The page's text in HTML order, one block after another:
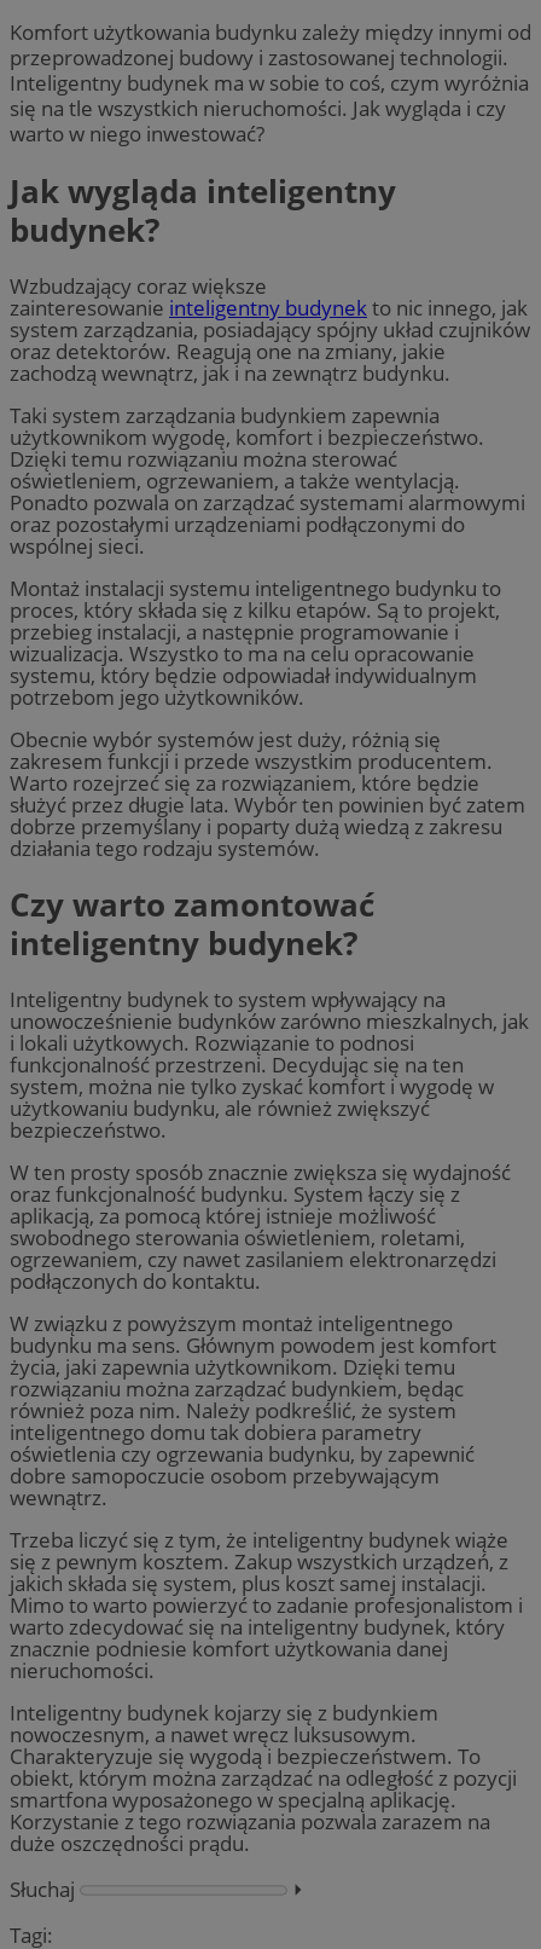
Komfort użytkowania budynku zależy między innymi od
przeprowadzonej budowy i zastosowanej technologii.
Inteligentny budynek ma w sobie to coś, czym wyróżnia
się na tle wszystkich nieruchomości. Jak wygląda i czy
warto w niego inwestować?
Jak wygląda inteligentny
budynek?
Wzbudzający coraz większe
zainteresowanie inteligentny budynekto nic innego, jak
system zarządzania, posiadający spójny układ czujników
oraz detektorów. Reagują one na zmiany, jakie
zachodzą wewnątrz, jak i na zewnątrz budynku.
Taki system zarządzania budynkiem zapewnia
użytkownikom wygodę, komfort i bezpieczeństwo.
Dzięki temu rozwiązaniu można sterować
oświetleniem, ogrzewaniem, a także wentylacją.
Ponadto pozwala on zarządzać systemami alarmowymi
oraz pozostałymi urządzeniami podłączonymi do
wspólnej sieci.
Montaż instalacji systemu inteligentnego budynku to
proces, który składa się z kilku etapów. Są to projekt,
przebieg instalacji, a następnie programowanie i
wizualizacja. Wszystko to ma na celu opracowanie
systemu, który będzie odpowiadał indywidualnym
potrzebom jego użytkowników.
Obecnie wybór systemów jest duży, różnią się
zakresem funkcji i przede wszystkim producentem.
Warto rozejrzeć się za rozwiązaniem, które będzie
służyć przez długie lata. Wybór ten powinien być zatem
dobrze przemyślany i poparty dużą wiedzą z zakresu
działania tego rodzaju systemów.
Czy warto zamontować
inteligentny budynek?
Inteligentny budynekto system wpływający na
unowocześnienie budynków zarówno mieszkalnych, jak
i lokali użytkowych. Rozwiązanie to podnosi
funkcjonalność przestrzeni. Decydując się na ten
system, można nie tylko zyskać komfort i wygodę w
użytkowaniu budynku, ale również zwiększyć
bezpieczeństwo.
W ten prosty sposób znacznie zwiększa się wydajność
oraz funkcjonalność budynku. System łączy się z
aplikacją, za pomocą której istnieje możliwość
swobodnego sterowania oświetleniem, roletami,
ogrzewaniem, czy nawet zasilaniem elektronarzędzi
podłączonych do kontaktu.
W związku z powyższym montaż inteligentnego
budynku ma sens. Głównym powodem jest komfort
życia, jaki zapewnia użytkownikom. Dzięki temu
rozwiązaniu można zarządzać budynkiem, będąc
również poza nim. Należy podkreślić, że system
inteligentnego domu tak dobiera parametry
oświetlenia czy ogrzewania budynku, by zapewnić
dobre samopoczucie osobom przebywającym
wewnątrz.
Trzeba liczyć się z tym, że inteligentny budynek wiąże
się z pewnym kosztem. Zakup wszystkich urządzeń, z
jakich składa się system, plus koszt samej instalacji.
Mimo to warto powierzyć to zadanie profesjonalistom i
warto zdecydować się na inteligentny budynek, który
znacznie podniesie komfort użytkowania danej
nieruchomości.
Inteligentny budynek kojarzy się z budynkiem
nowoczesnym, a nawet wręcz luksusowym.
Charakteryzuje się wygodą i bezpieczeństwem. To
obiekt, którym można zarządzać na odległość z pozycji
smartfona wyposażonego w specjalną aplikację.
Korzystanie z tego rozwiązania pozwala zarazem na
duże oszczędności prądu.
Słuchaj
⏵︎
Tagi: